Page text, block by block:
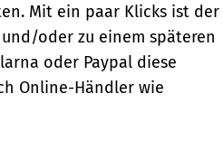
Mit ein paar Klicks ist der
oder zu einem späteren
oder Paypal diese
Online-Händler wie